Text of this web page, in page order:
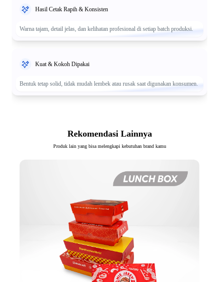
Hasil Cetak Rapih & Konsisten
Warna tajam, detail jelas, dan kelihatan profesional di setiap batch produksi.
Kuat & Kokoh Dipakai
Bentuk tetap solid, tidak mudah lembek atau rusak saat digunakan konsumen.
Rekomendasi Lainnya
Produk lain yang bisa melengkapi kebutuhan brand kamu